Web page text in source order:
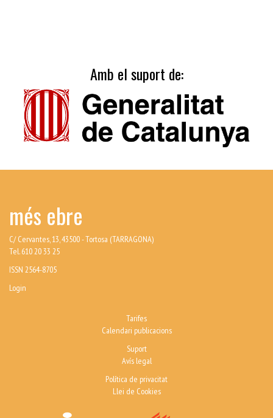
Amb el suport de:
més ebre
C/ Cervantes, 13, 43500 - Tortosa (TARRAGONA)
Tel. 610 20 33 25
ISSN 2564-8705
Login
Tarifes
Calendari publicacions
Suport
Avís legal
Política de privacitat
Llei de Cookies